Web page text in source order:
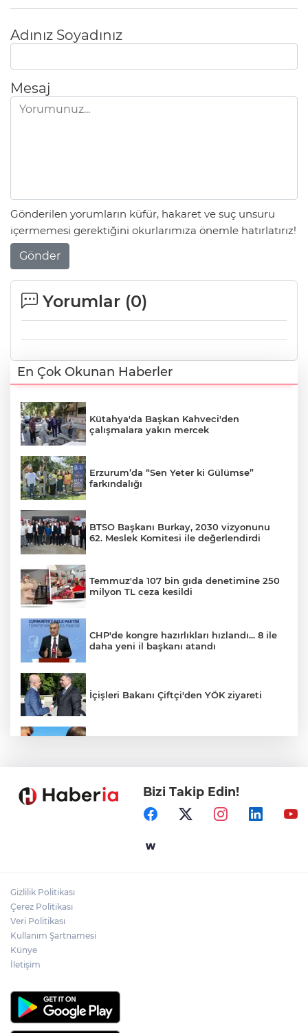
Adınız Soyadınız
Mesaj
Gönderilen yorumların küfür, hakaret ve suç unsuru
içermemesi gerektiğini okurlarımıza önemle hatırlatırız!
Gönder
Yorumlar (0)
En Çok Okunan Haberler
Kütahya'da Başkan Kahveci'den
çalışmalara yakın mercek
Erzurum’da “Sen Yeter ki Gülümse”
farkındalığı
BTSO Başkanı Burkay, 2030 vizyonunu
62. Meslek Komitesi ile değerlendirdi
Temmuz'da 107 bin gıda denetimine 250
milyon TL ceza kesildi
CHP'de kongre hazırlıkları hızlandı... 8 ile
daha yeni il başkanı atandı
İçişleri Bakanı Çiftçi'den YÖK ziyareti
Gebze'e 5 Başkan Şehit Yılmaz Argon
Caddesi'nde
Ömer Çelik: 2 yıllık çalışmanın en önemli
Bizi Takip Edin!
Gizlilik Politikası
Çerez Politikası
Veri Politikası
Kullanım Şartnamesi
Künye
İletişim